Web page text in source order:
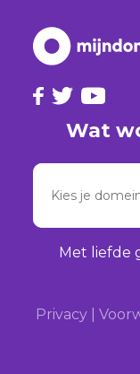
Wat
Met liefde
Privacy